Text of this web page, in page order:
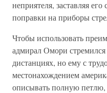
неприятеля, заставляя
поправки на приборы
Чтобы использовать
адмирал Омори
дистанциях, но ему с
местонахождением
описывать полную петлю,